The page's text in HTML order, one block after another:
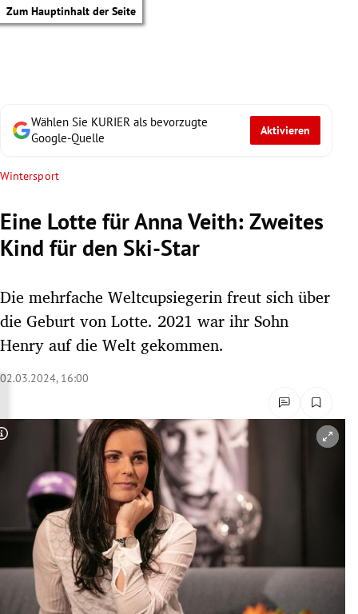
Zum Hauptinhalt der Seite
Untermenü
Untermenü
Untermenü
Untermenü
Untermenü
Untermenü
Untermenü
Wählen Sie KURIER als bevorzugte
Google-Quelle
Aktivieren
Wintersport
Eine Lotte für Anna Veith: Zweites
Kind für den Ski-Star
Die mehrfache Weltcupsiegerin freut sich über
die Geburt von Lotte. 2021 war ihr Sohn
Henry auf die Welt gekommen.
02.03.2024, 16:00
Copyright-Hinweis öffnen/schließen